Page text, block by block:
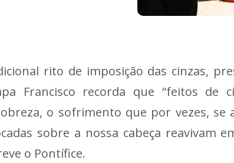
rito de imposição das cinzas,
Francisco recorda que “feitos
o sofrimento que por vezes,
sobre a nossa cabeça
o Pontífice.